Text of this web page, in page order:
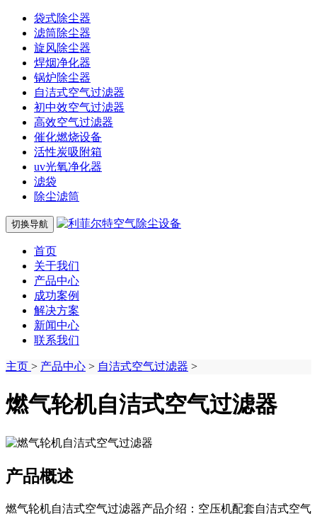
袋式除尘器
滤筒除尘器
旋风除尘器
焊烟净化器
锅炉除尘器
自洁式空气过滤器
初中效空气过滤器
高效空气过滤器
催化燃烧设备
活性炭吸附箱
uv光氧净化器
滤袋
除尘滤筒
切换导航
首页
关于我们
产品中心
成功案例
解决方案
新闻中心
联系我们
主页 > 产品中心 > 自洁式空气过滤器 >
燃气轮机自洁式空气过滤器
产品概述
燃气轮机自洁式空气过滤器产品介绍：空压机配套自洁式空气